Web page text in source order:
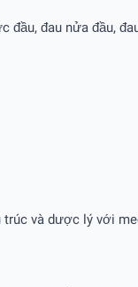
đau nửa đầu,
trúc và dược lý với